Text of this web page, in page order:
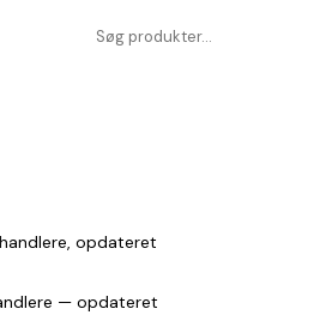
opdateret
— opdateret